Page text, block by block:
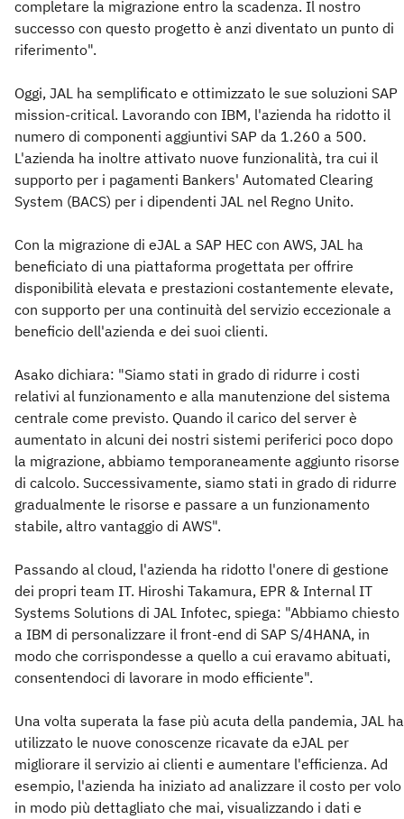
completare la migrazione entro la scadenza. Il nostro
successo con questo progetto è anzi diventato un punto di
riferimento".
Oggi, JAL ha semplificato e ottimizzato le sue soluzioni SAP
mission-critical. Lavorando con IBM, l'azienda ha ridotto il
numero di componenti aggiuntivi SAP da 1.260 a 500.
L'azienda ha inoltre attivato nuove funzionalità, tra cui il
supporto per i pagamenti Bankers' Automated Clearing
System (BACS) per i dipendenti JAL nel Regno Unito.
Con la migrazione di eJAL a SAP HEC con AWS, JAL ha
beneficiato di una piattaforma progettata per offrire
disponibilità elevata e prestazioni costantemente elevate,
con supporto per una continuità del servizio eccezionale a
beneficio dell'azienda e dei suoi clienti.
Asako dichiara: "Siamo stati in grado di ridurre i costi
relativi al funzionamento e alla manutenzione del sistema
centrale come previsto. Quando il carico del server è
aumentato in alcuni dei nostri sistemi periferici poco dopo
la migrazione, abbiamo temporaneamente aggiunto risorse
di calcolo. Successivamente, siamo stati in grado di ridurre
gradualmente le risorse e passare a un funzionamento
stabile, altro vantaggio di AWS".
Passando al cloud, l'azienda ha ridotto l'onere di gestione
dei propri team IT. Hiroshi Takamura, EPR & Internal IT
Systems Solutions di JAL Infotec, spiega: "Abbiamo chiesto
a IBM di personalizzare il front-end di SAP S/4HANA, in
modo che corrispondesse a quello a cui eravamo abituati,
consentendoci di lavorare in modo efficiente".
Una volta superata la fase più acuta della pandemia, JAL ha
utilizzato le nuove conoscenze ricavate da eJAL per
migliorare il servizio ai clienti e aumentare l'efficienza. Ad
esempio, l'azienda ha iniziato ad analizzare il costo per volo
in modo più dettagliato che mai, visualizzando i dati e